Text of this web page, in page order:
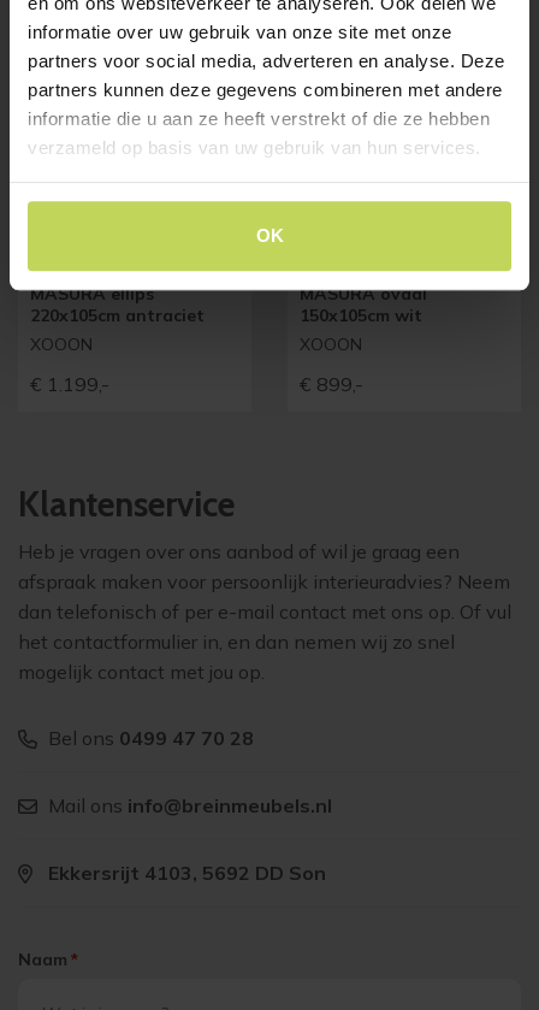
informatie over uw gebruik van onze site met onze
partners voor social media, adverteren en analyse. Deze
partners kunnen deze gegevens combineren met andere
informatie die u aan ze heeft verstrekt of die ze hebben
verzameld op basis van uw gebruik van hun services.
OK
Xooon eetkamertafel
MASURA ellips
220x105cm antraciet
XOOON
€ 1.199,-
Xooon eetkamertafel
MASURA ovaal
150x105cm wit
XOOON
€ 899,-
Klantenservice
Heb je vragen over ons aanbod of wil je graag een
afspraak maken voor persoonlijk interieuradvies? Neem
dan telefonisch of per e-mail contact met ons op. Of vul
het contactformulier in, en dan nemen wij zo snel
mogelijk contact met jou op.
Bel ons 0499 47 70 28
Mail ons info@breinmeubels.nl
Ekkersrijt 4103, 5692 DD Son
Naam *